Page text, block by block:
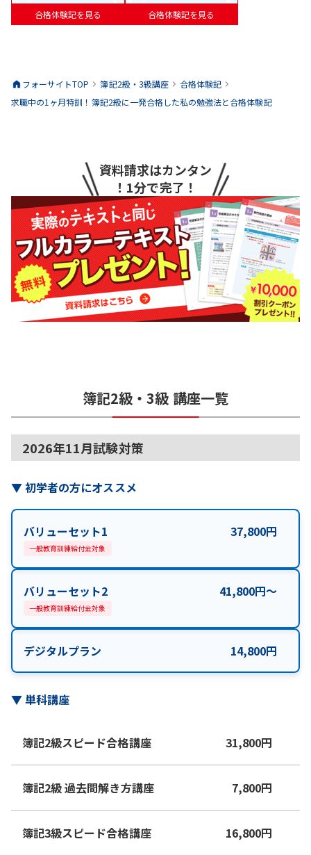
合格体験記を見る 合格体験記を見る
フォーサイトTOP 簿記2級・3級講座
合格体験記
求職中の1ヶ月特訓！簿記2級に一発合格した私の勉強法と合格体験記
資料請求はカンタン
！1分で完了！
簿記2級・3級 講座一覧
2026年11月試験対策
▼初学者の方にオススメ
バリューセット1 37,800円
一般教育訓練給付金対象
バリューセット2 41,800円〜
一般教育訓練給付金対象
デジタルプラン 14,800円
▼単科講座
簿記2級スピード合格講座 31,800円
簿記2級 過去問解き方講座 7,800円
簿記3級スピード合格講座 16,800円